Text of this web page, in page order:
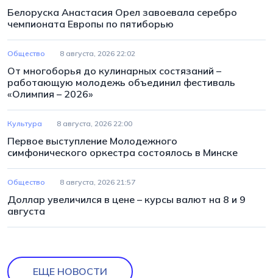
Белоруска Анастасия Орел завоевала серебро
чемпионата Европы по пятиборью
Общество 8 августа, 2026 22:02
От многоборья до кулинарных состязаний –
работающую молодежь объединил фестиваль
«Олимпия – 2026»
Культура 8 августа, 2026 22:00
Первое выступление Молодежного
симфонического оркестра состоялось в Минске
Общество 8 августа, 2026 21:57
Доллар увеличился в цене – курсы валют на 8 и 9
августа
ЕЩЕ НОВОСТИ